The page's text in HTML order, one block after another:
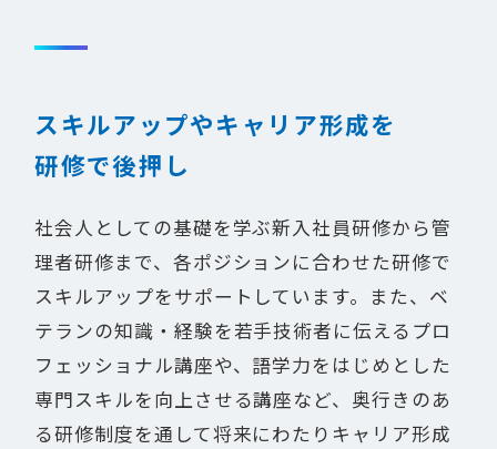
スキルアップやキャリア形成を
研修で後押し
社会人としての基礎を学ぶ新入社員研修から管
理者研修まで、各ポジションに合わせた研修で
スキルアップをサポートしています。また、ベ
テランの知識・経験を若手技術者に伝えるプロ
フェッショナル講座や、語学力をはじめとした
専門スキルを向上させる講座など、奥行きのあ
る研修制度を通して将来にわたりキャリア形成